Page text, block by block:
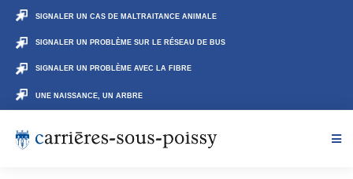
SIGNALER UN CAS DE MALTRAITANCE ANIMALE
SIGNALER UN PROBLÈME SUR LE RÉSEAU DE BUS
SIGNALER UN PROBLÈME AVEC LA FIBRE
UNE NAISSANCE, UN ARBRE